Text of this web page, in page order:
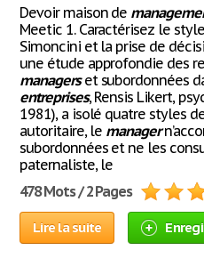
Devoir maison de
Meetic 1. Caractérisez le
Simoncini et la prise de
une étude approfondie des
managerset subordonnées
entreprises, Rensis Likert,
1981), a isolé quatre styles
autoritaire, le manager
subordonnées et ne les
paternaliste, le
478 Mots / 2 Pages
Lire la suite